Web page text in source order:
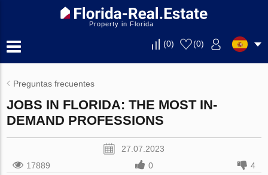
Property in Florida
(0) (0)
Preguntas frecuentes
JOBS IN FLORIDA: THE MOST IN-
DEMAND PROFESSIONS
27.07.2023
17889
0 4